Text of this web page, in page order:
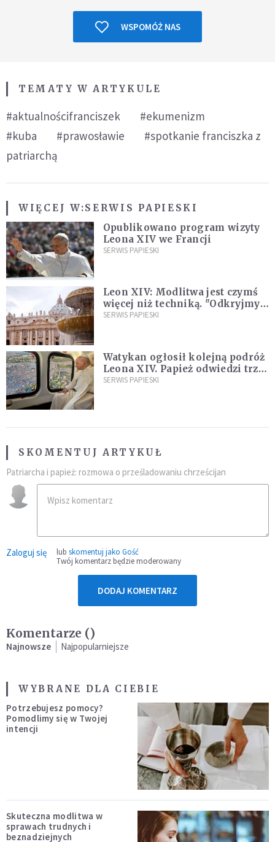
WSPOMÓŻ NAS
TEMATY W ARTYKULE
#aktualnościfranciszek
#ekumenizm
#kuba
#prawosławie
#spotkanie franciszka z
patriarchą
WIĘCEJ W:SERWIS PAPIESKI
Opublikowano program wizyty
Leona XIV we Francji
SERWIS PAPIESKI
Leon XIV: Modlitwa jest czymś
więcej niż techniką. "Odkryjmy
ją na nowo"
SERWIS PAPIESKI
Watykan ogłosił kolejną podróż
Leona XIV. Papież odwiedzi trzy
kraje Ameryki Południowej
SERWIS PAPIESKI
SKOMENTUJ ARTYKUŁ
Patriarcha i papież: rozmowa o prześladowaniu chrześcijan
Zaloguj się lub skomentuj jako Gość
Twój komentarz będzie moderowany
DODAJ KOMENTARZ
Komentarze ()
Najnowsze Najpopularniejsze
WYBRANE DLA CIEBIE
Potrzebujesz pomocy?
Pomodlimy się w Twojej
intencji
Skuteczna modlitwa w
sprawach trudnych i
beznadziejnych